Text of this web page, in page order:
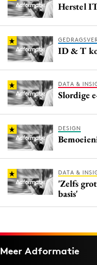
Herstel
ID & T
DATA &
Slordige
DESIGN
DATA &
'Zelfs
basis'
Meer Adformatie